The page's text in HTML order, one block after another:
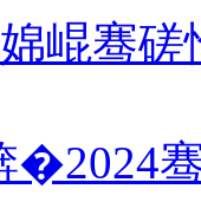
崐骞
�2024